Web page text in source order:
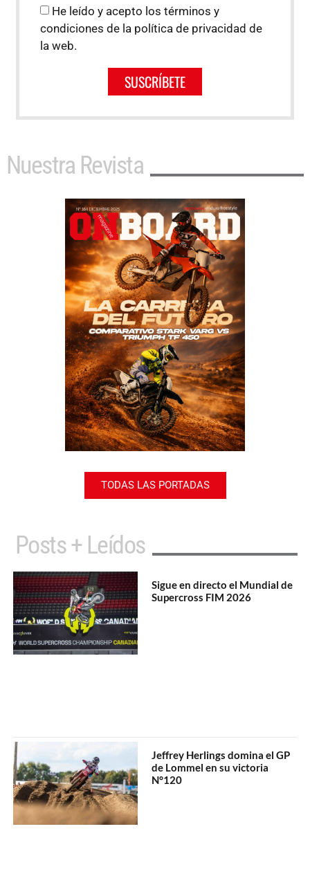
He leído y acepto los términos y
condiciones de la política de privacidad de
la web.
SUSCRÍBETE
Nuestra Revista
TODAS LAS PORTADAS
Posts + Leídos
Sigue en directo el Mundial de
Supercross FIM 2026
Jeffrey Herlings domina el GP
de Lommel en su victoria
N°120